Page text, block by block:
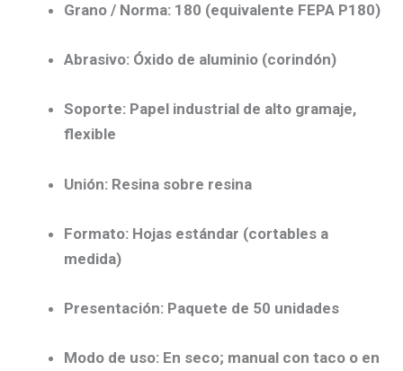
Grano / Norma: 180 (equivalente FEPA P180)
Abrasivo: Óxido de aluminio (corindón)
Soporte: Papel industrial de alto gramaje,
flexible
Unión: Resina sobre resina
Formato: Hojas estándar (cortables a
medida)
Presentación: Paquete de 50 unidades
Modo de uso: En seco; manual con taco o en